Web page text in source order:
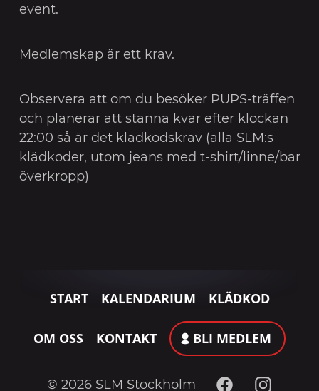
event.
Medlemskap är ett krav.
Observera att om du besöker PUPS-träffen
och planerar att stanna kvar efter klockan
22:00 så är det klädkodskrav (alla SLM:s
klädkoder, utom jeans med t-shirt/linne/bar
överkropp)
START KALENDARIUM KLÄDKOD
OM OSS KONTAKT BLI MEDLEM
© 2026 SLM Stockholm FacebookInstagram